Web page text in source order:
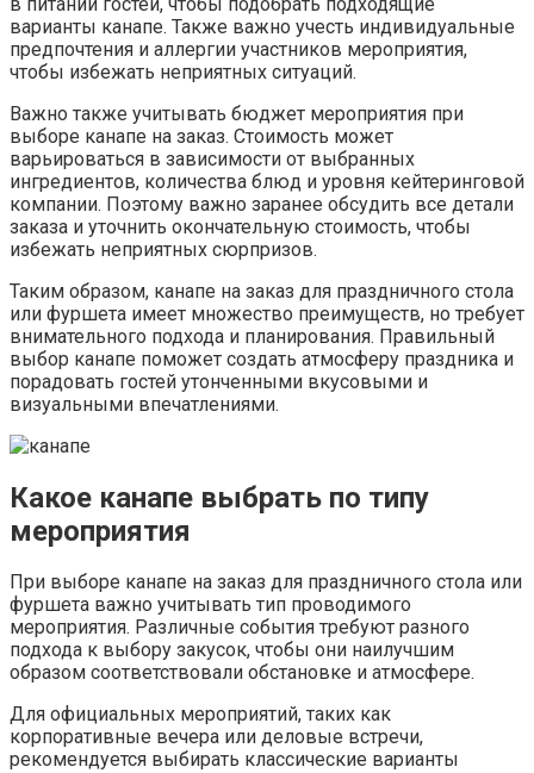
варианты канапе. Также важно учесть индивидуальные
предпочтения и аллергии участников мероприятия,
чтобы избежать неприятных ситуаций.
Важно также учитывать бюджет мероприятия при
выборе канапе на заказ. Стоимость может
варьироваться в зависимости от выбранных
ингредиентов, количества блюд и уровня кейтеринговой
компании. Поэтому важно заранее обсудить все детали
заказа и уточнить окончательную стоимость, чтобы
избежать неприятных сюрпризов.
Таким образом, канапе на заказ для праздничного стола
или фуршета имеет множество преимуществ, но требует
внимательного подхода и планирования. Правильный
выбор канапе поможет создать атмосферу праздника и
порадовать гостей утонченными вкусовыми и
визуальными впечатлениями.
Какое канапе выбрать по типу
мероприятия
При выборе канапе на заказ для праздничного стола или
фуршета важно учитывать тип проводимого
мероприятия. Различные события требуют разного
подхода к выбору закусок, чтобы они наилучшим
образом соответствовали обстановке и атмосфере.
Для официальных мероприятий, таких как
корпоративные вечера или деловые встречи,
рекомендуется выбирать классические варианты